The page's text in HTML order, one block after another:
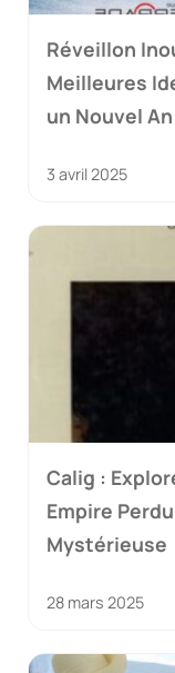
Réveillon
Meilleures
un Nouvel
3 avril 2025
Calig :
Empire
Mystérieuse
28 mars 2025